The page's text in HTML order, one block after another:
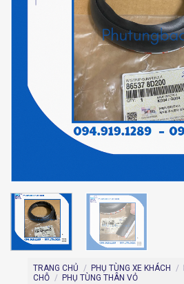
TRANG CHỦ / PHỤ TÙNG XE KHÁCH /
CHỖ / PHỤ TÙNG THÂN VỎ